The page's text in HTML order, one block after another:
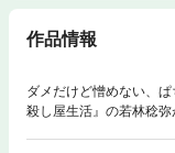
作品情報
ダメだけど憎めない、
殺し屋生活』の若林稔